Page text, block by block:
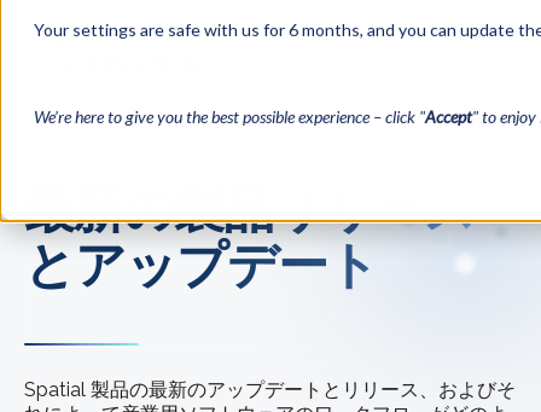
Your settings are safe with us for 6 months, and you can update
We’re here to give you the best possible experience – click "Accept" to
最新の製品リリース
とアップデート
Spatial 製品の最新のアップデートとリリース、およびそ